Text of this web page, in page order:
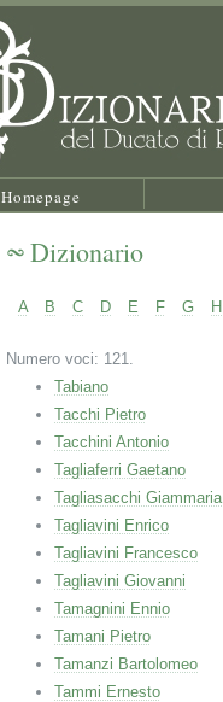
Homepage
Dizionario
A B C D E F G H
Numero voci: 121.
Tabiano
Tacchi Pietro
Tacchini Antonio
Tagliaferri Gaetano
Tagliasacchi Giammaria
Tagliavini Enrico
Tagliavini Francesco
Tagliavini Giovanni
Tamagnini Ennio
Tamani Pietro
Tamanzi Bartolomeo
Tammi Ernesto